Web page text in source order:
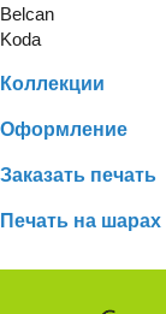
Belcan
Koda
Коллекции
Оформление
Заказать печать
Печать на шарах